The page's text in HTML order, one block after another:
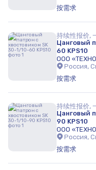
按需求
持续性报价,
Цанговый
60 KPS10
ООО
Россия,
按需求
持续性报价,
Цанговый
90 KPS10
ООО
Россия,
按需求